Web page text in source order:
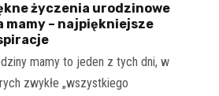
życzenia urodzinowe
mamy – najpiękniejsze
mamy to jeden z tych dni, w
zwykłe „wszystkiego